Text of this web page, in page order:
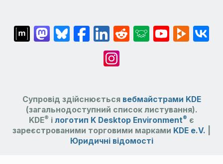
Супровід здійснюється вебмайстрами KDE
(загальнодоступний список листування).
KDE® і логотип K Desktop Environment® є
зареєстрованими торговими марками KDE e.V.
Юридичні відомості